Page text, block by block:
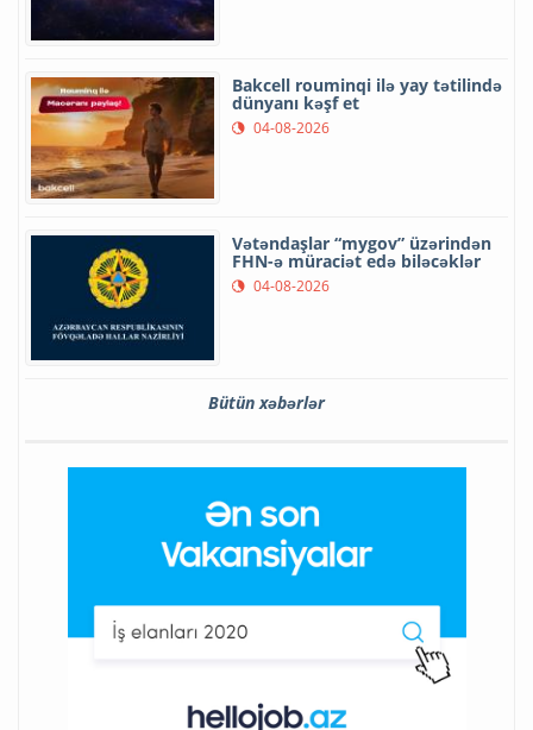
Bakcell rouminqi ilə yay tətilində
dünyanı kəşf et
04-08-2026
Vətəndaşlar “mygov” üzərindən
FHN-ə müraciət edə biləcəklər
04-08-2026
Bütün xəbərlər